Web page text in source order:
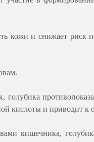
кожи и снижает риск
голубика
кислоты и приводит к
кишечника,